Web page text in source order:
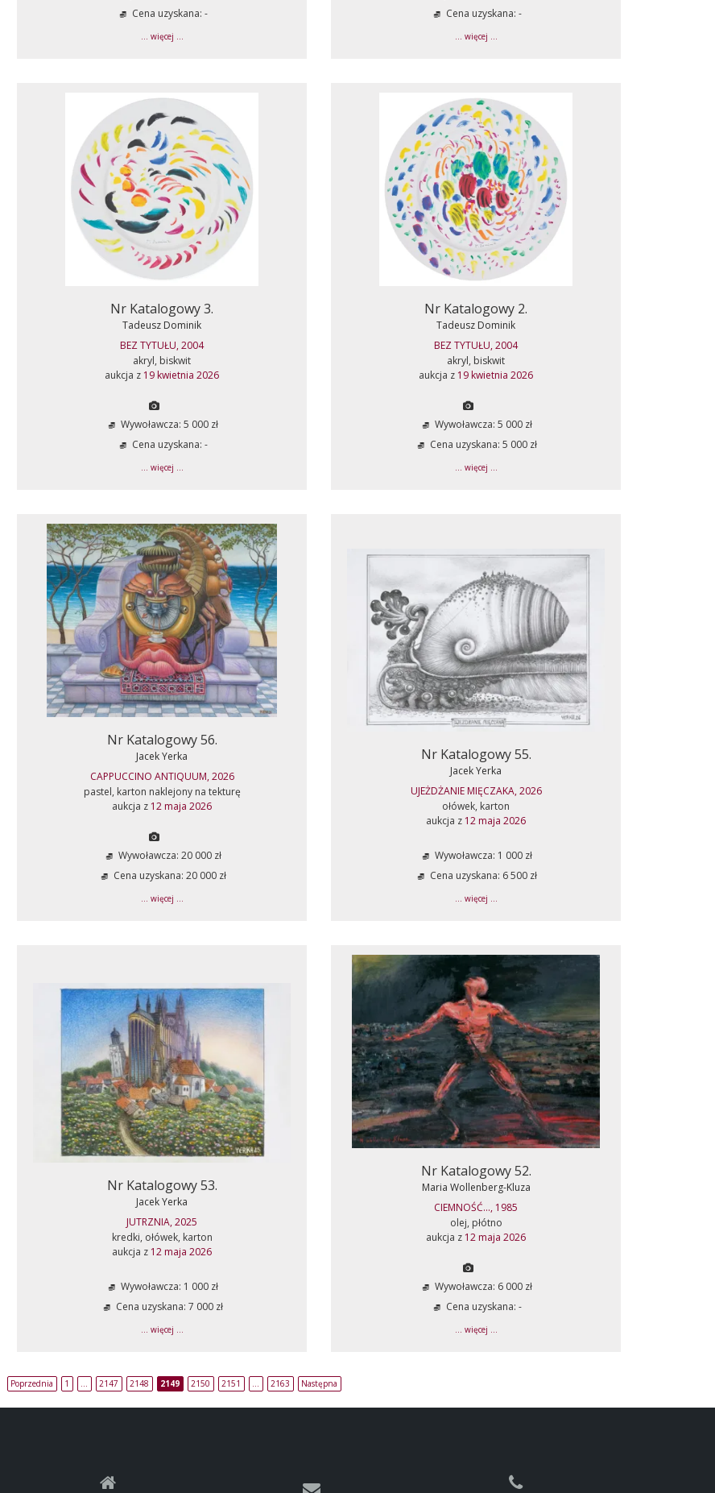
Cena uzyskana: -
... więcej ...
Cena uzyskana: -
... więcej ...
Nr Katalogowy 3.
Tadeusz Dominik
BEZ TYTUŁU, 2004
akryl, biskwit
aukcja z 19 kwietnia 2026
Wywoławcza: 5 000 zł
Cena uzyskana: -
... więcej ...
Nr Katalogowy 2.
Tadeusz Dominik
BEZ TYTUŁU, 2004
akryl, biskwit
aukcja z 19 kwietnia 2026
Wywoławcza: 5 000 zł
Cena uzyskana: 5 000 zł
... więcej ...
Nr Katalogowy 56.
Jacek Yerka
CAPPUCCINO ANTIQUUM, 2026
pastel, karton naklejony na tekturę
aukcja z 12 maja 2026
Wywoławcza: 20 000 zł
Cena uzyskana: 20 000 zł
... więcej ...
Nr Katalogowy 55.
Jacek Yerka
UJEŻDŻANIE MIĘCZAKA, 2026
ołówek, karton
aukcja z 12 maja 2026
Wywoławcza: 1 000 zł
Cena uzyskana: 6 500 zł
... więcej ...
Nr Katalogowy 53.
Jacek Yerka
JUTRZNIA, 2025
kredki, ołówek, karton
aukcja z 12 maja 2026
Wywoławcza: 1 000 zł
Cena uzyskana: 7 000 zł
... więcej ...
Nr Katalogowy 52.
Maria Wollenberg-Kluza
CIEMNOŚĆ..., 1985
olej, płótno
aukcja z 12 maja 2026
Wywoławcza: 6 000 zł
Cena uzyskana: -
... więcej ...
Poprzednia 1 … 2147 2148 2149 2150 2151 … 2163 Następna